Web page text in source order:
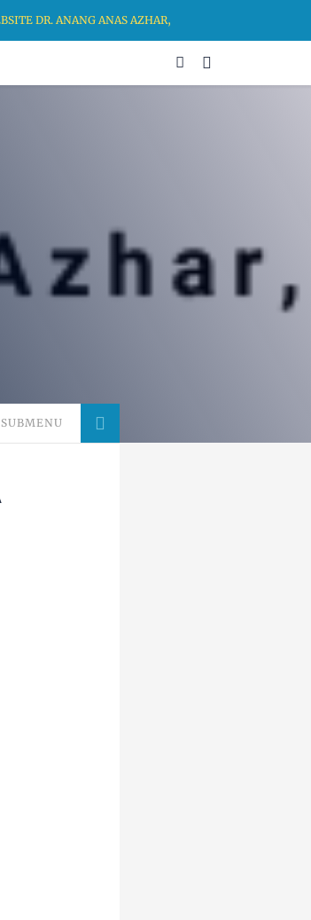
DR. ANANG ANAS AZHAR, MA, KAMI BERKOMITMEN
SUBMENU